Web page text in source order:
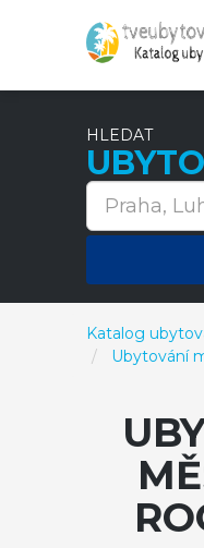
HLEDAT
Katalog
Ubytování